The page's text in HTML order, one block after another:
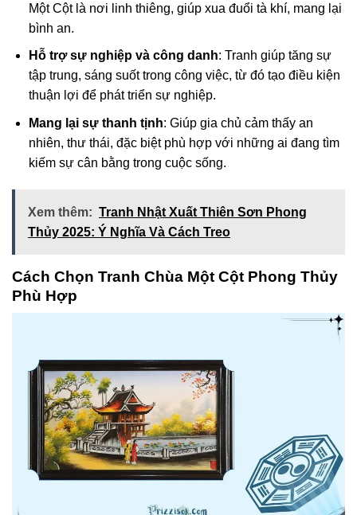
Một Cột là nơi linh thiêng, giúp xua đuổi tà khí, mang lại
bình an.
Hỗ trợ sự nghiệp và công danh: Tranh giúp tăng sự
tập trung, sáng suốt trong công việc, từ đó tạo điều kiện
thuận lợi để phát triển sự nghiệp.
Mang lại sự thanh tịnh: Giúp gia chủ cảm thấy an
nhiên, thư thái, đặc biệt phù hợp với những ai đang tìm
kiếm sự cân bằng trong cuộc sống.
Xem thêm: Tranh Nhật Xuất Thiên Sơn Phong
Thủy 2025: Ý Nghĩa Và Cách Treo
Cách Chọn Tranh Chùa Một Cột Phong Thủy
Phù Hợp